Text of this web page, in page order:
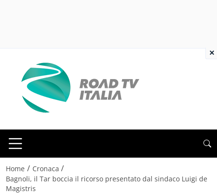
Home / Cronaca /
Bagnoli, il Tar boccia il ricorso presentato dal sindaco Luigi de
Magistris
×